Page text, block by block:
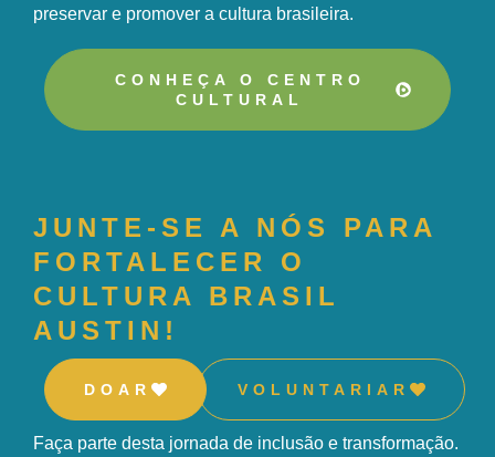
preservar e promover a cultura brasileira.
CONHEÇA O CENTRO
CULTURAL
JUNTE-SE A NÓS PARA
FORTALECER O
CULTURA BRASIL
AUSTIN!
DOAR VOLUNTARIAR
Faça parte desta jornada de inclusão e transformação.